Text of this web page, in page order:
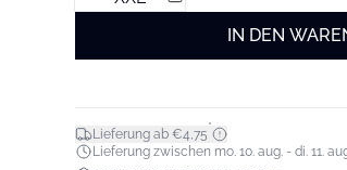
IN DEN
Lieferung ab €4,75*
Lieferung zwischen mo. 10. aug. - di. 11.